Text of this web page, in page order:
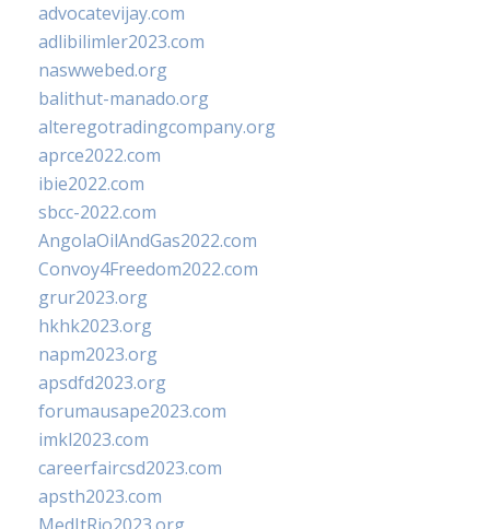
advocatevijay.com
adlibilimler2023.com
naswwebed.org
balithut-manado.org
alteregotradingcompany.org
aprce2022.com
ibie2022.com
sbcc-2022.com
AngolaOilAndGas2022.com
Convoy4Freedom2022.com
grur2023.org
hkhk2023.org
napm2023.org
apsdfd2023.org
forumausape2023.com
imkl2023.com
careerfaircsd2023.com
apsth2023.com